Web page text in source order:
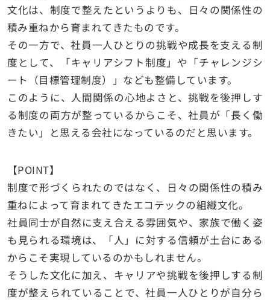
文化は、制度で整えたというよりも、日々の関係性の
積み重ねから育まれてきたものです。
その一方で、社員一人ひとりの挑戦や成長を支える制
度として、「キャリアシフト制度」や「チャレンジシ
ート（目標管理制度）」なども整備しています。
このように、人間関係の心地よさと、挑戦を後押しす
る制度の両方が整っているからこそ、社員が「長く働
きたい」と思える会社になっているのだと思います。
【POINT】
制度で形づくられたのではなく、日々の関係性の積み
重ねによって育まれてきたエコテックの組織文化。
社員同士が自然に支え合える雰囲気や、家族で働く姿
も見られる環境は、「人」に対する信頼が土台にある
からこそ実現しているのかもしれません。
そうした文化に加え、キャリアや挑戦を後押しする制
度が整えられていることで、社員一人ひとりが自分ら